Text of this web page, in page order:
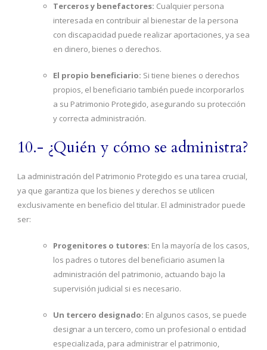
Terceros y benefactores: Cualquier persona
interesada en contribuir al bienestar de la persona
con discapacidad puede realizar aportaciones, ya sea
en dinero, bienes o derechos.
El propio beneficiario: Si tiene bienes o derechos
propios, el beneficiario también puede incorporarlos
a su Patrimonio Protegido, asegurando su protección
y correcta administración.
10.- ¿Quién y cómo se administra?
La administración del Patrimonio Protegido es una tarea crucial,
ya que garantiza que los bienes y derechos se utilicen
exclusivamente en beneficio del titular. El administrador puede
ser:
Progenitores o tutores: En la mayoría de los casos,
los padres o tutores del beneficiario asumen la
administración del patrimonio, actuando bajo la
supervisión judicial si es necesario.
Un tercero designado: En algunos casos, se puede
designar a un tercero, como un profesional o entidad
especializada, para administrar el patrimonio,